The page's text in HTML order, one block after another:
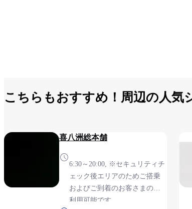
こちらもおすすめ！周辺の人気
喜八洲総本舗
6:30～20:00, ※セキュリティチ
ェック後エリアのためご搭乗
およびご到着のお客さまのみ
利用可能です